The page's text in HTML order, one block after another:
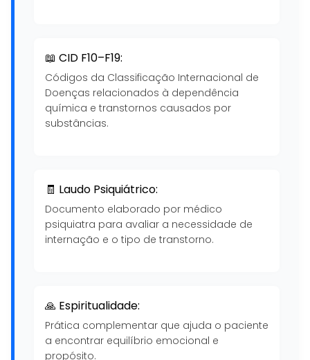
📖 CID F10–F19:
Códigos da Classificação Internacional de
Doenças relacionados à dependência
química e transtornos causados por
substâncias.
🧾 Laudo Psiquiátrico:
Documento elaborado por médico
psiquiatra para avaliar a necessidade de
internação e o tipo de transtorno.
🙏 Espiritualidade:
Prática complementar que ajuda o paciente
a encontrar equilíbrio emocional e
propósito.